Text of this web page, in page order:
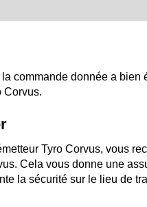
la commande donnée a
Corvus.
Tyro Corvus, vous
Cela vous donne une
la sécurité sur le lieu de